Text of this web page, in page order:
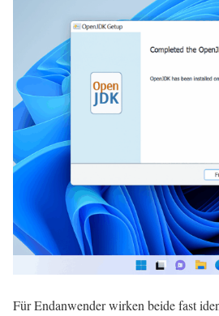
Für Endanwender wirken beide fast